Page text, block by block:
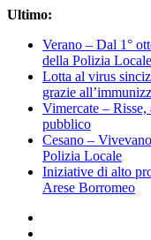
Salta
contenuto
Ultimo:
Verano – Dal 1°
della Polizia Locale
Lotta al virus
grazie
Vimercate –
pubblico
Cesano –
Polizia Locale
Iniziative di alto
Arese Borromeo